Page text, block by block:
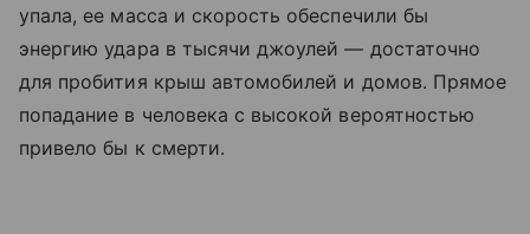
упала, ее масса и скорость обеспечили бы
энергию удара в тысячи джоулей — достаточно
для пробития крыш автомобилей и домов. Прямое
попадание в человека с высокой вероятностью
привело бы к смерти.